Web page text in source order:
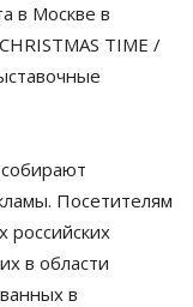
в Москве в
TIME /
Посетителям
российских
в области
в